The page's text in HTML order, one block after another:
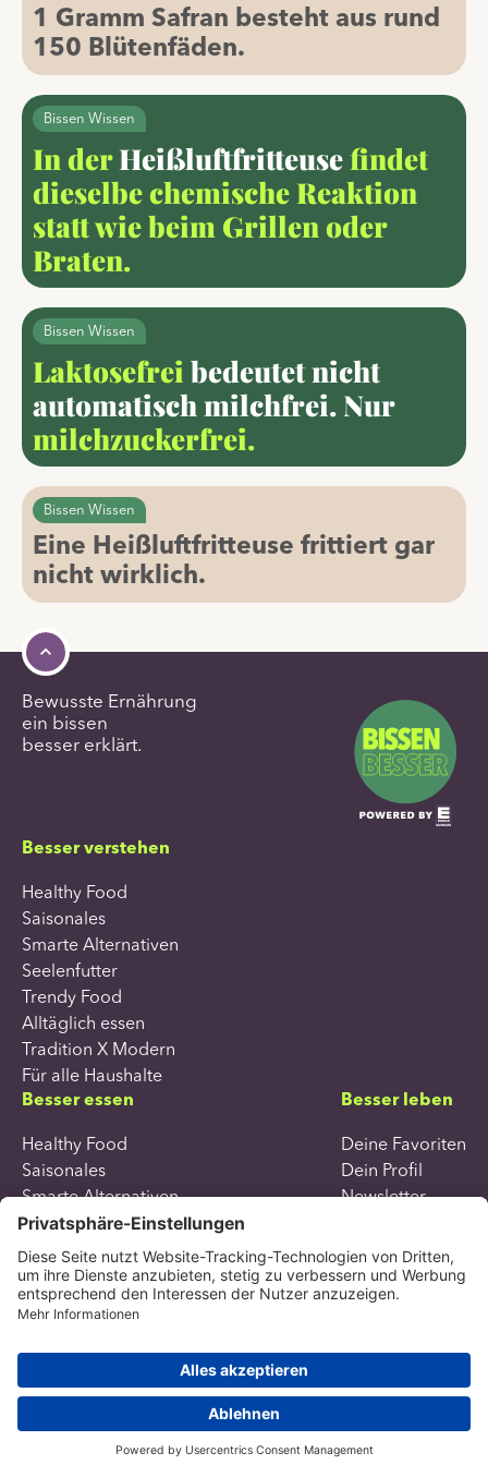
1 Gramm Safran besteht aus rund
150 Blütenfäden.
Bissen Wissen
In derHeißluftfritteusefindet
dieselbe chemische Reaktion
statt wie beim Grillen oder
Braten.
Bissen Wissen
Laktosefrei bedeutet nicht
automatisch milchfrei. Nur
milchzuckerfrei.
Bissen Wissen
Eine Heißluftfritteuse frittiert gar
nicht wirklich.
Bewusste Ernährung
ein bissen
besser erklärt.
Besser verstehen
Healthy Food
Saisonales
Smarte Alternativen
Seelenfutter
Trendy Food
Alltäglich essen
Tradition X Modern
Für alle Haushalte
Besser essen
Healthy Food
Saisonales
Smarte Alternativen
Seelenfutter
Trendy Food
Alltäglich essen
Tradition X Modern
Besser leben
Deine Favoriten
Dein Profil
Newsletter
Copyright all rights reserved 2026
Datenschutzerklärung Impressum